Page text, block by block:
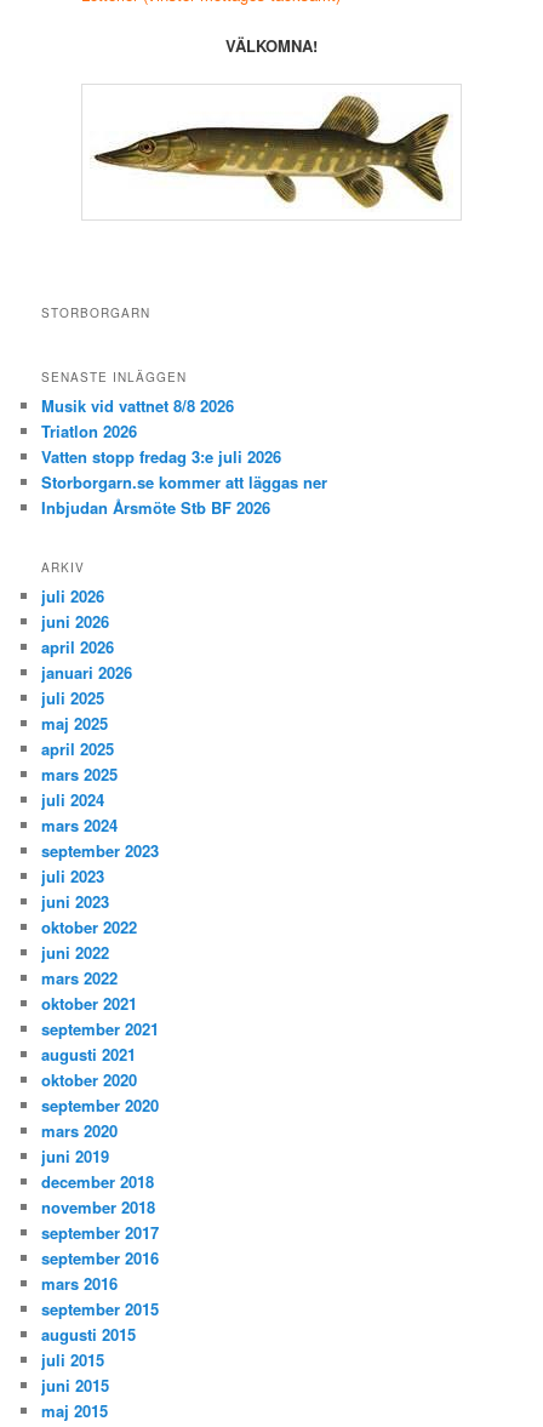
VÄLKOMNA!
STORBORGARN
SENASTE INLÄGGEN
Musik vid vattnet 8/8 2026
Triatlon 2026
Vatten stopp fredag 3:e juli 2026
Storborgarn.se kommer att läggas ner
Inbjudan Årsmöte Stb BF 2026
ARKIV
juli 2026
juni 2026
april 2026
januari 2026
juli 2025
maj 2025
april 2025
mars 2025
juli 2024
mars 2024
september 2023
juli 2023
juni 2023
oktober 2022
juni 2022
mars 2022
oktober 2021
september 2021
augusti 2021
oktober 2020
september 2020
mars 2020
juni 2019
december 2018
november 2018
september 2017
september 2016
mars 2016
september 2015
augusti 2015
juli 2015
juni 2015
maj 2015